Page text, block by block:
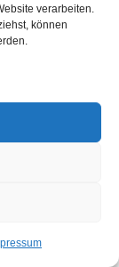
verarbeiten.
können
in acht